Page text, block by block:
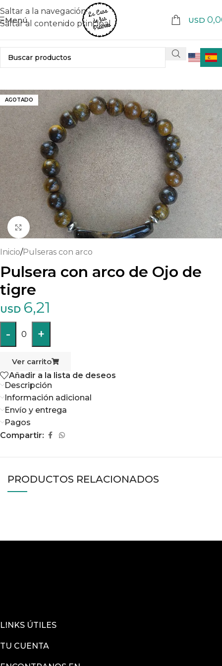
Saltar a la navegación
Saltar al contenido principal
Menú USD
AGOTADO
Haga clic para ampliar
Inicio/Pulseras con arco
Pulsera con arco de Ojo de
tigre
USD 6,21
- 0 +
Ver carrito
Añadir a la lista de deseos
Descripción
Información adicional
Envío y entrega
Pagos
Compartir:
PRODUCTOS RELACIONADOS
LINKS ÚTILES
TU CUENTA